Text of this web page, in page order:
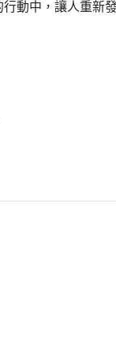
動中，讓人重新